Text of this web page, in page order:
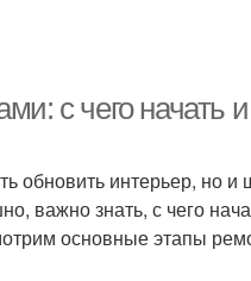
с чего начать
интерьер, но и
важно знать, с чего
основные этапы